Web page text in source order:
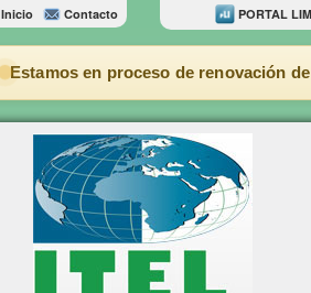
Inicio Contacto PORTAL
Estamos en proceso de renovación